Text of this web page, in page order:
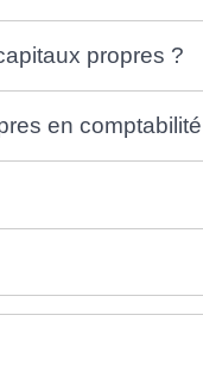
propres ?
en